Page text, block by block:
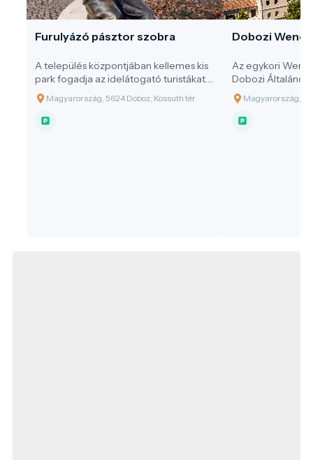
Furulyázó pásztor szobra
A település központjában kellemes kis
park fogadja az idelátogató turistákat.
Közepén a Millennium tiszteletére, a
Millennium évében, 2000-ben Doboz
Nagyközség Önkormányzata által
Magyarország, 5624 Doboz, Kossuth tér
Dobozi
Az egykori
Dobozi Általános
Magyarország,